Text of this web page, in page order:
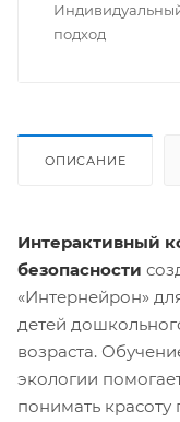
подход
ОПИСАНИЕ
Интерактивный
безопасности
«Интернейрон»
детей
возраста.
экологии
понимать